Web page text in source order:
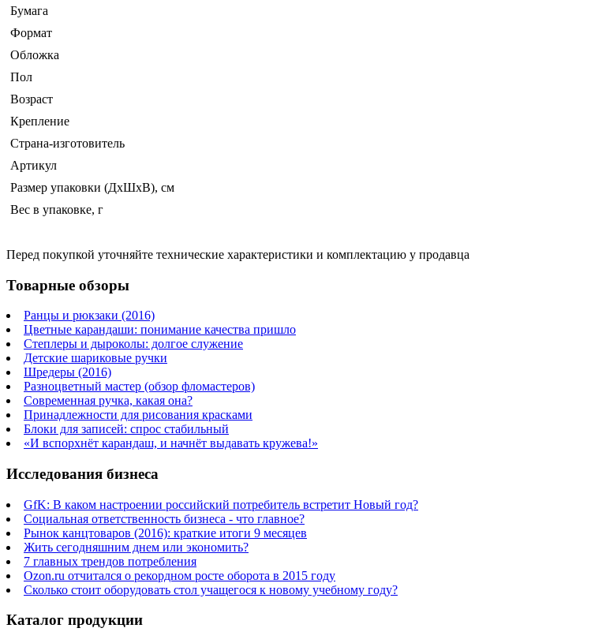
Бумага
Формат
Обложка
Пол
Возраст
Крепление
Страна-изготовитель
Артикул
Размер упаковки (ДхШхВ), см
Вес в упаковке, г
Перед покупкой уточняйте технические характеристики и комплектацию у продавца
Товарные обзоры
Ранцы и рюкзаки (2016)
Цветные карандаши: понимание качества пришло
Степлеры и дыроколы: долгое служение
Детские шариковые ручки
Шредеры (2016)
Разноцветный мастер (обзор фломастеров)
Современная ручка, какая она?
Принадлежности для рисования красками
Блоки для записей: спрос стабильный
«И вспорхнёт карандаш, и начнёт выдавать кружева!»
Исследования бизнеса
GfK: В каком настроении российский потребитель встретит Новый год?
Социальная ответственность бизнеса - что главное?
Рынок канцтоваров (2016): краткие итоги 9 месяцев
Жить сегодняшним днем или экономить?
7 главных трендов потребления
Ozon.ru отчитался о рекордном росте оборота в 2015 году
Сколько стоит оборудовать стол учащегося к новому учебному году?
Каталог продукции